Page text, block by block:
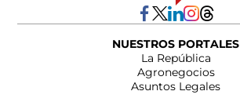
NUESTROS PORTALES
La República
Agronegocios
Asuntos Legales